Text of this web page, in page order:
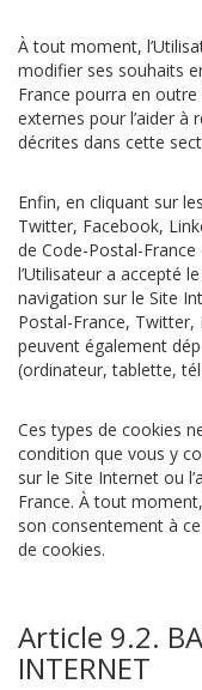
À tout moment,
modifier ses souhaits
France pourra en
externes pour l’aider
décrites dans cette
Enfin, en cliquant sur
Twitter, Facebook,
de Code-Postal-
l’Utilisateur a accepté
navigation sur le Site
Postal-France, Twitter,
peuvent également
(ordinateur, tablette,
Ces types de cookies
condition que vous y
sur le Site Internet ou
France. À tout
son consentement à
de cookies.
Article 9.2.
INTERNET